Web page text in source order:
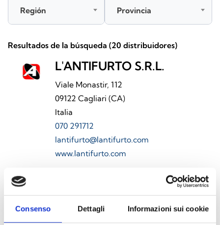
Consenso Dettagli Informazioni sui cookie
Región Provincia
Resultados de la búsqueda (20 distribuidores)
L'ANTIFURTO S.R.L.
Viale Monastir, 112
09122 Cagliari (CA)
Italia
070 291712
lantifurto@lantifurto.com
www.lantifurto.com
callLLAMA